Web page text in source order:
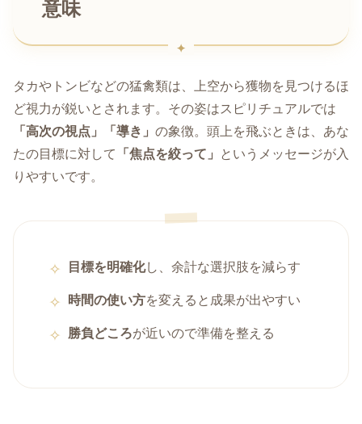
意味
タカやトンビなどの猛禽類は、上空から獲物を見つけるほ
ど視力が鋭いとされます。その姿はスピリチュアルでは
「高次の視点」「導き」 の象徴。頭上を飛ぶときは、あな
たの目標に対して
「焦点を絞って」
というメッセージが入
りやすいです。
目標を明確化し、余計な選択肢を減らす
時間の使い方を変えると成果が出やすい
勝負どころが近いので準備を整える